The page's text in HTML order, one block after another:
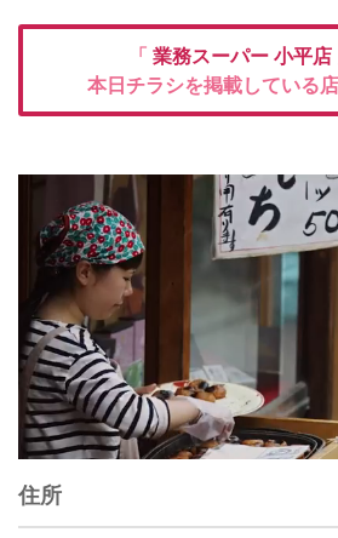
「 業務スーパー 小平店
本日チラシを掲載している
住所